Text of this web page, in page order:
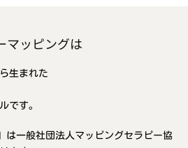
マッピングは
生まれた
です。
は一般社団法人マッピングセラピー協